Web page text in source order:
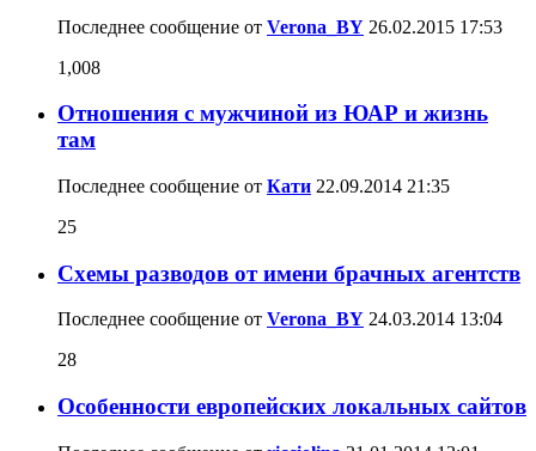
Последнее сообщение от Verona_BY 26.02.2015 17:53
1,008
Отношения с мужчиной из ЮАР и жизнь
там
Последнее сообщение от Кати 22.09.2014 21:35
25
Схемы разводов от имени брачных агентств
Последнее сообщение от Verona_BY 24.03.2014 13:04
28
Особенности европейских локальных сайтов